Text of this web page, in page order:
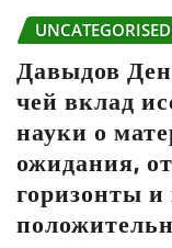
UNCATEGORISED
Давыдов
чей вклад
науки о
ожидания,
горизонты